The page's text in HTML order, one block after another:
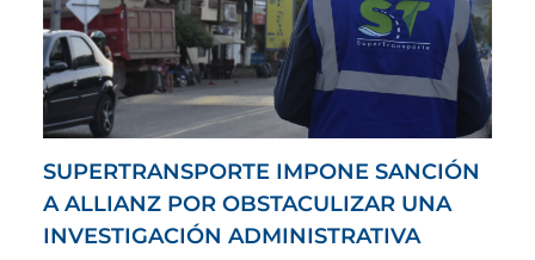
SUPERTRANSPORTE IMPONE SANCIÓN
A ALLIANZ POR OBSTACULIZAR UNA
INVESTIGACIÓN ADMINISTRATIVA